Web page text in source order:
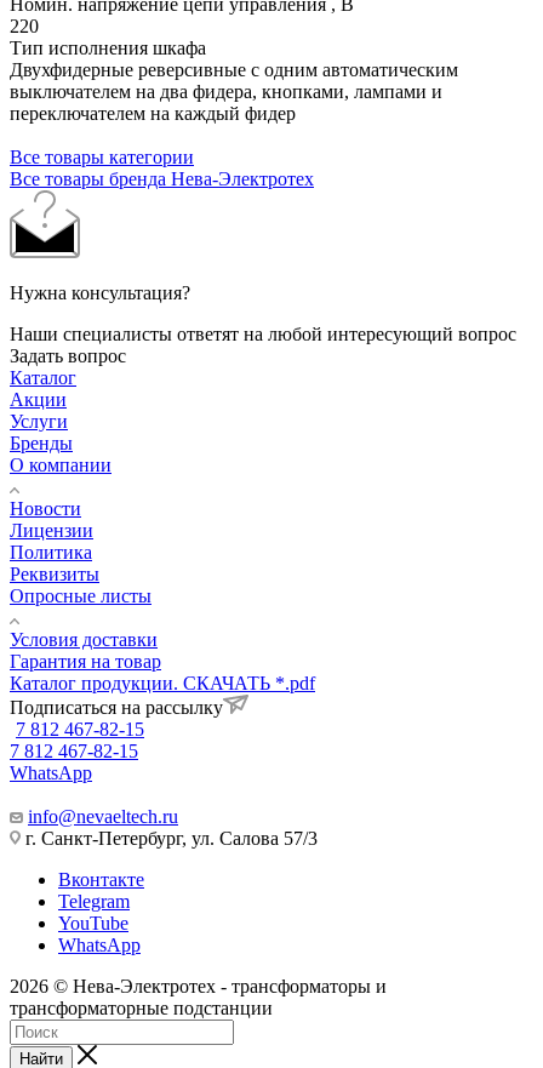
220
Тип исполнения шкафа
Двухфидерные реверсивные с одним автоматическим
выключателем на два фидера, кнопками, лампами и
переключателем на каждый фидер
Все товары категории
Все товары бренда Нева-Электротех
Нужна консультация?
Наши специалисты ответят на любой интересующий вопрос
Задать вопрос
Каталог
Акции
Услуги
Бренды
О компании
Новости
Лицензии
Политика
Реквизиты
Опросные листы
Условия доставки
Гарантия на товар
Каталог продукции. СКАЧАТЬ *.pdf
Подписаться на рассылку
7 812 467-82-15
7 812 467-82-15
WhatsApp
info@nevaeltech.ru
г. Санкт-Петербург, ул. Салова 57/3
Вконтакте
Telegram
YouTube
WhatsApp
2026 © Нева-Электротех - трансформаторы и
трансформаторные подстанции
Найти